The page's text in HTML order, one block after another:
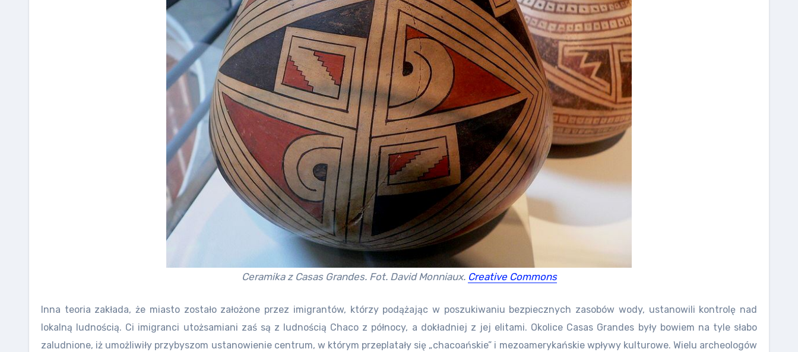
Ceramika z Casas Grandes. Fot. David Monniaux. Creative Commons
Inna teoria zakłada, że miasto zostało założone przez imigrantów, którzy podążając w poszukiwaniu bezpiecznych zasobów wody, ustanowili kontrolę nad
lokalną ludnością. Ci imigranci utożsamiani zaś są z ludnością Chaco z północy, a dokładniej z jej elitami. Okolice Casas Grandes były bowiem na tyle słabo
zaludnione, iż umożliwiły przybyszom ustanowienie centrum, w którym przeplatały się „chacoańskie” i mezoamerykańskie wpływy kulturowe. Wielu archeologów